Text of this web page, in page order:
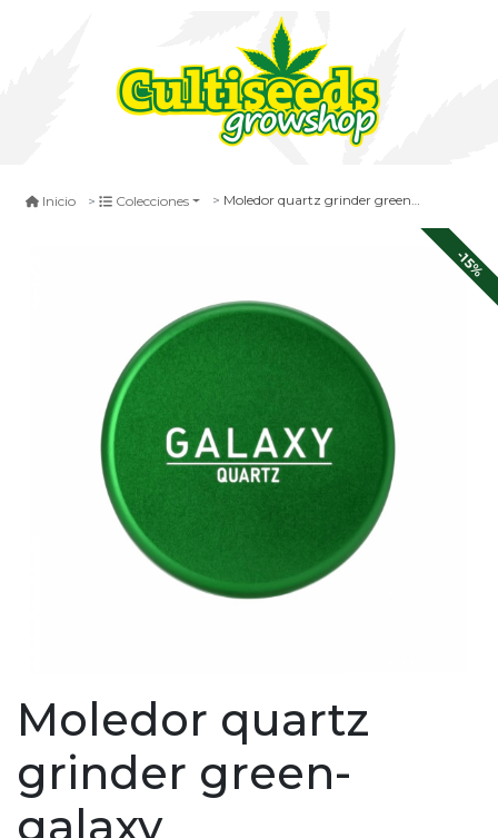
Inicio Colecciones Moledor quartz grinder green- galaxy
-15%
Moledor quartz
grinder green-
galaxy